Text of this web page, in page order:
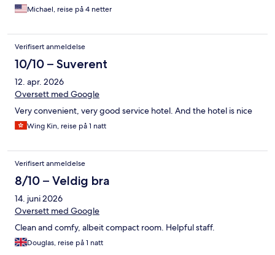
Michael, reise på 4 netter
Verifisert anmeldelse
10/10 – Suverent
12. apr. 2026
Oversett med Google
Very convenient, very good service hotel. And the hotel is nice
Wing Kin, reise på 1 natt
Verifisert anmeldelse
8/10 – Veldig bra
14. juni 2026
Oversett med Google
Clean and comfy, albeit compact room. Helpful staff.
Douglas, reise på 1 natt